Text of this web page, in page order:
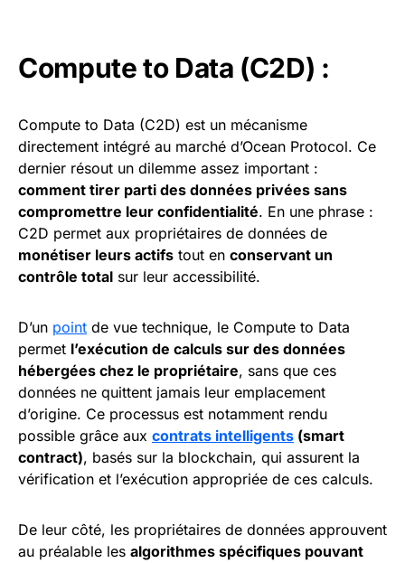
Compute to Data (C2D) :
Compute to Data (C2D) est un mécanisme
directement intégré au marché d’Ocean Protocol. Ce
dernier résout un dilemme assez important :
comment tirer parti des données privées sans
compromettre leur confidentialité. En une phrase :
C2D permet aux propriétaires de données de
monétiser leurs actifs tout en conservant un
contrôle total sur leur accessibilité.
D’un point de vue technique, le Compute to Data
permet l’exécution de calculs sur des données
hébergées chez le propriétaire, sans que ces
données ne quittent jamais leur emplacement
d’origine. Ce processus est notamment rendu
possible grâce aux contrats intelligents (smart
contract), basés sur la blockchain, qui assurent la
vérification et l’exécution appropriée de ces calculs.
De leur côté, les propriétaires de données approuvent
au préalable les algorithmes spécifiques pouvant